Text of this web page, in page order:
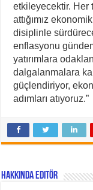
etkileyecektir. Her
attığımız
disiplinle
enflasyonu
yatırımlara
dalgalanmalara
güçlendiriyor,
adımları atıyoruz.”
Hakkında Editör